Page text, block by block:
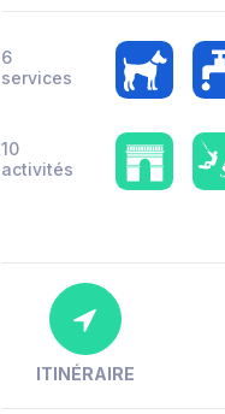
6
services
10
activités
ITINÉRAIRE